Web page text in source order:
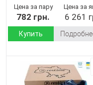
Цена за пару
782 грн.
Цена за
6 261
Купить